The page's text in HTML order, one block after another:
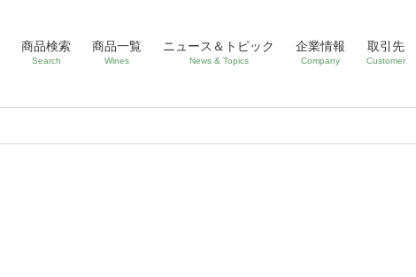
商品検索
Search
商品一覧
Wines
ニュース＆トピック
News & Topics
企業情報
Company
取引先
Customer